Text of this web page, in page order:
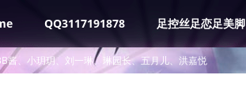
QQ3117191878 足控丝足恋足美脚
酱、小玥玥、刘一琳、琳园长、五月儿、洪嘉悦